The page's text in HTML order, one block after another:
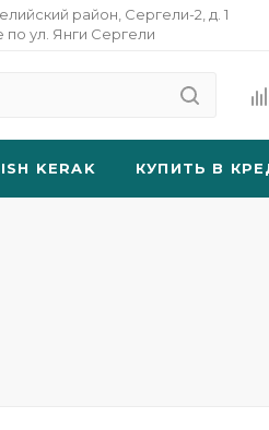
район, Сергели-2, д. 1
по ул. Янги Сергели
KERAK КУПИТЬ В